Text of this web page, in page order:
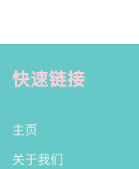
快速链接
主页
关于我们